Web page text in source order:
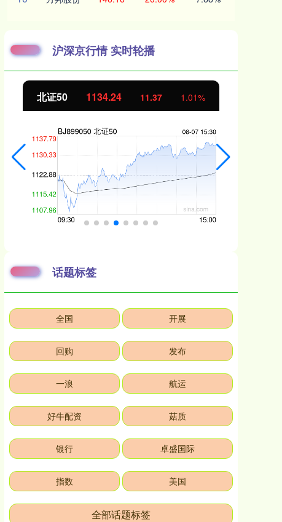
沪深京行情 实时轮播
北证50 1134.24 11.37 1.01%
话题标签
全国 开展
回购 发布
一浪 航运
好牛配资 菇质
银行 卓盛国际
指数 美国
全部话题标签